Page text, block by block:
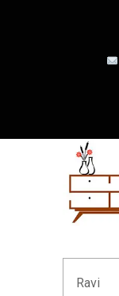
Ravi